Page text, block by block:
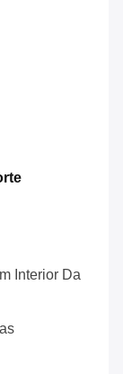
Interior Da